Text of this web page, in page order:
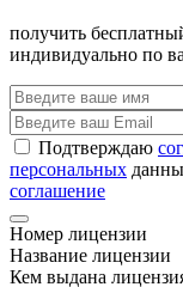
получить
индивидуально по
Подтверждаю
персональных
соглашение
Номер лицензии
Название лицензии
Кем выдана